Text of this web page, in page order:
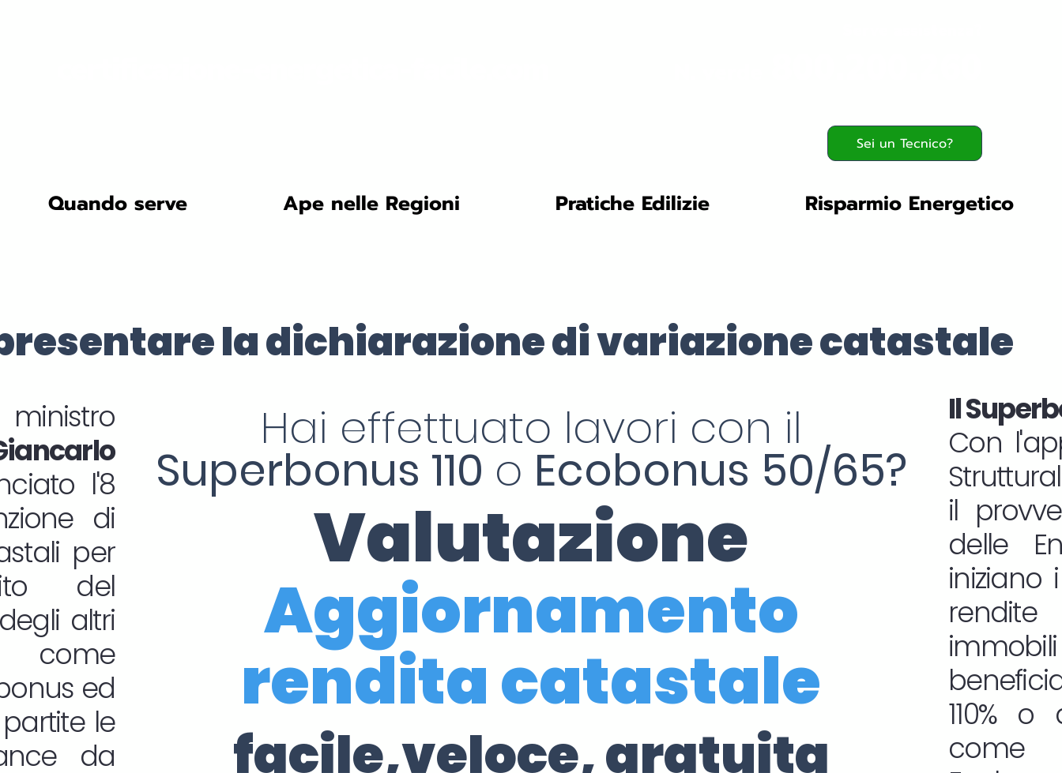
Sei un Tecnico?
la dichiarazione di variazione catastale
l'8
di
per
del
altri
ed
le
da
Valutazione
Aggiornamento
rendita catastale
facile,veloce, gratuita
Hai effettuato lavori con il
Superbonus 110 o Ecobonus 50/65?
Il
Con
il
delle
iniziano
110%
come
Quando serve Ape nelle Regioni Pratiche Edilizie Risparmio Energetico